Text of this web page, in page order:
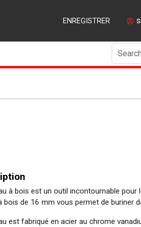
ENREGISTRER
Search
à bois est un outil incontournable pour
bois de 16 mm vous permet de buriner
est fabriqué en acier au chrome